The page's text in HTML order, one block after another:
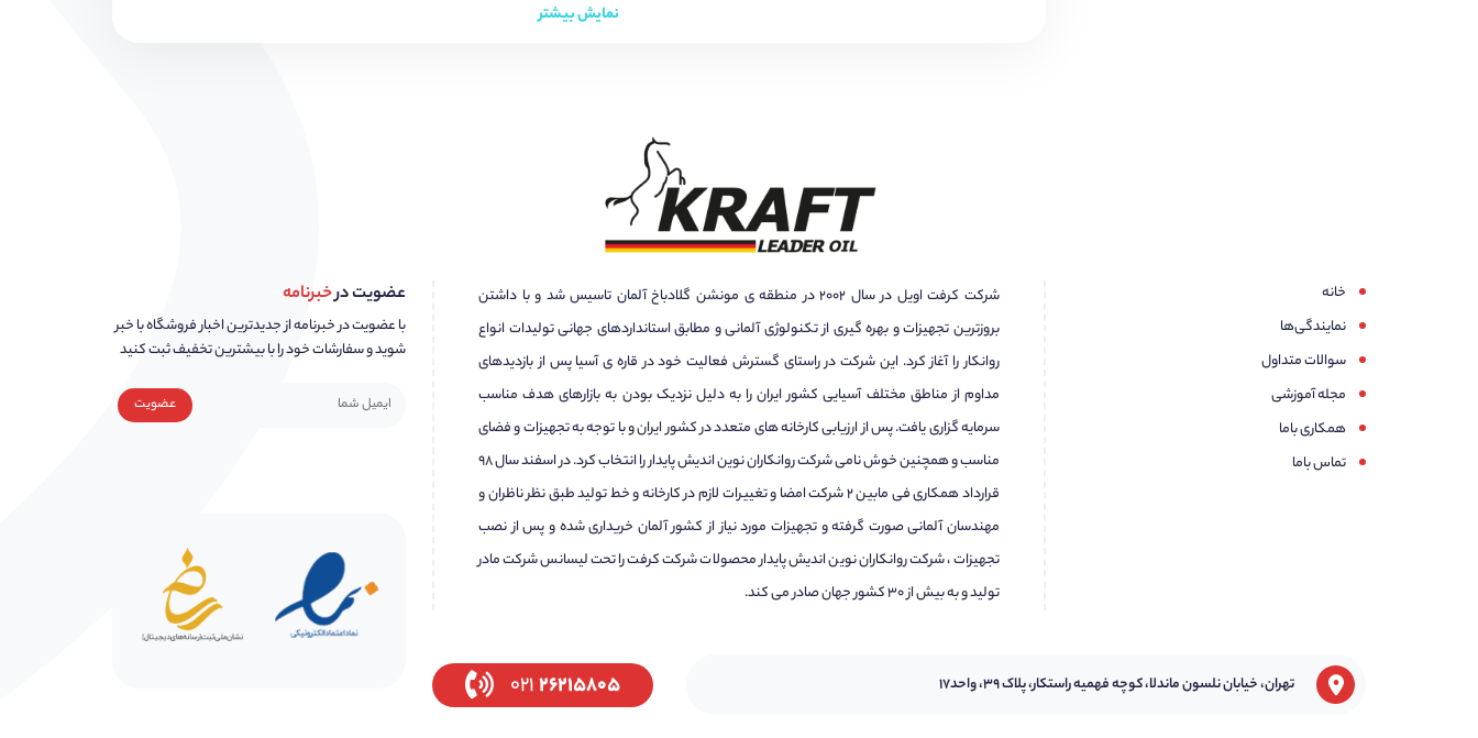
نمایش بیشتر
خانه
نمایندگی‌ها
سوالات متداول
مجله آموزشی
همکاری باما
تماس باما
شرکت کرفت اویل در سال ۲۰۰۲ در منطقه ی مونشن گلادباخ آلمان تاسیس شد و با داشتن
بروزترین تجهیزات و بهره گیری از تکنولوژی آلمانی و مطابق استانداردهای جهانی تولیدات انواع
روانکار را آغاز کرد. این شرکت در راستای گسترش فعالیت خود در قاره ی آسیا پس از بازدیدهای
مداوم از مناطق مختلف آسیایی کشور ایران را به دلیل نزدیک بودن به بازارهای هدف مناسب
سرمایه گزاری یافت. پس از ارزیابی کارخانه های متعدد در کشور ایران و با توجه به تجهیزات و فضای
مناسب و همچنین خوش نامی شرکت روانکاران نوین اندیش پایدار را انتخاب کرد. در اسفند سال ۹۸
قرارداد همکاری فی مابین ۲ شرکت امضا و تغییرات لازم در کارخانه و خط تولید طبق نظر ناظران و
مهندسان آلمانی صورت گرفته و تجهیزات مورد نیاز از کشور آلمان خریداری شده و پس از نصب
تجهیزات ، شرکت روانکاران نوین اندیش پایدار محصولات شرکت کرفت را تحت لیسانس شرکت مادر
تولید و به بیش از ۳۰ کشور جهان صادر می کند.
عضویت درخبرنامه
با عضویت در خبرنامه از جدیدترین اخبار فروشگاه با خبر
شوید و سفارشات خود را با بیشترین تخفیف ثبت کنید
تهران، خیابان نلسون ماندلا، کوچه فهمیه راستکار، پلاک ۳۹، واحد۱۷ ۰۲۱۲۶۲۱۵۸۰۵